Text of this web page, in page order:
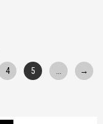
4 5 →